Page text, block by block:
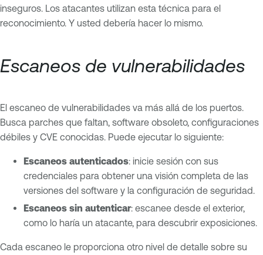
inseguros. Los atacantes utilizan esta técnica para el
reconocimiento. Y usted debería hacer lo mismo.
Escaneos de vulnerabilidades
El escaneo de vulnerabilidades va más allá de los puertos.
Busca parches que faltan, software obsoleto, configuraciones
débiles y CVE conocidas. Puede ejecutar lo siguiente:
Escaneos autenticados: inicie sesión con sus
credenciales para obtener una visión completa de las
versiones del software y la configuración de seguridad.
Escaneos sin autenticar: escanee desde el exterior,
como lo haría un atacante, para descubrir exposiciones.
Cada escaneo le proporciona otro nivel de detalle sobre su